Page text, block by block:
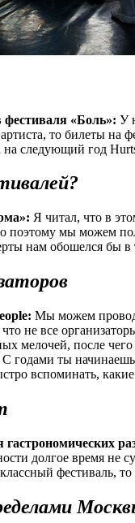
«Боль»: У
то билеты на
на следующий год
Я читал, что в
поэтому мы можем
нам обошелся бы
Мы можем
не все
мелочей, после
ты начинаешь
вспоминать,
долгое время
фестиваль, то